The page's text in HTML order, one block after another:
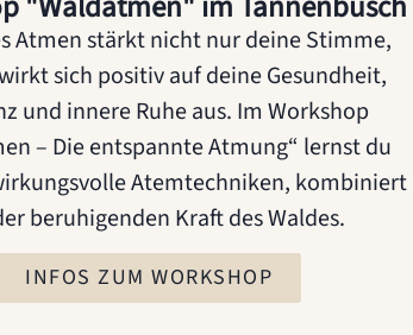
Atmen stärkt nicht nur deine Stimme,
sich positiv auf deine Gesundheit,
und innere Ruhe aus. Im Workshop
– Die entspannte Atmung“ lernst du
Atemtechniken, kombiniert
beruhigenden Kraft des Waldes.
INFOS ZUM WORKSHOP